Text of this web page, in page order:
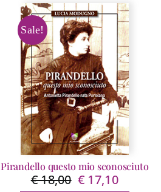
Sale!
Pirandello questo mio sconosciuto
€18,00 Il
€ 17,10Il